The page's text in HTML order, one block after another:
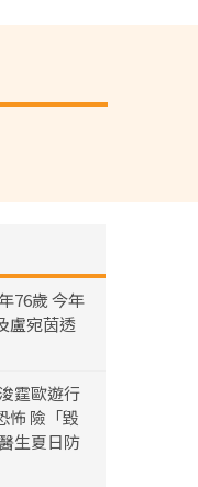
76歲 今年
盧宛茵透
霆歐遊行
怖 險「毀
生夏日防